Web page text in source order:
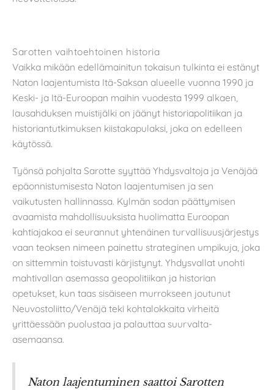
Sarotten vaihtoehtoinen historia
Vaikka mikään edellämainitun tokaisun tulkinta ei estänyt
Naton laajentumista Itä-Saksan alueelle vuonna 1990 ja
Keski- ja Itä-Euroopan maihin vuodesta 1999 alkaen,
lausahduksen muistijälki on jäänyt historiapolitiikan ja
historiantutkimuksen kiistakapulaksi, joka on edelleen
käytössä.
Työnsä pohjalta Sarotte syyttää Yhdysvaltoja ja Venäjää
epäonnistumisesta Naton laajentumisen ja sen
vaikutusten hallinnassa. Kylmän sodan päättymisen
avaamista mahdollisuuksista huolimatta Euroopan
kahtiajakoa ei seurannut yhtenäinen turvallisuusjärjestys
vaan teoksen nimeen painettu strateginen umpikuja, joka
on sittemmin toistuvasti kärjistynyt. Yhdysvallat unohti
mahtivallan asemassa geopolitiikan ja historian
opetukset, kun taas sisäiseen murrokseen joutunut
Neuvostoliitto/Venäjä teki kohtalokkaita virheitä
yrittäessään puolustaa ja palauttaa suurvalta-
asemaansa.
Naton laajentuminen saattoi Sarotten